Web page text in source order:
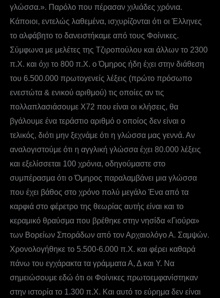
γλώσσα.». Παρόλο που πέρασαν χιλιάδες χρόνια.
Κάποιοι, εντελώς λαθεμένα, ισχυρίζονται ότι οι Έλληνες
το αλφάβητο το δανειστήκαμε από τους Φοίνικες.
Σύμφωνα με μελέτες της Τζιροπούλου και άλλων το 2300
π.Χ. και όχι το 800 π.Χ. ο Όμηρος ήδη έχει στην διάθεση
του 6.500.000 πρωτογενείς λέξεις (πρώτο πρόσωπο
ενεστώτα & ενικού αριθμού) τις οποίες αν τις
πολλαπλασιάσουμε Χ72 που είναι οι κλήσεις, θα
βγάλουμε ένα τεράστιο αριθμό ο οποίος δεν είναι ο
τελικός, διότι μην ξεχνάμε ότι η γλώσσα μας γεννά. Αν
αναλογιστούμε ότι η αγγλική γλώσσα έχει 80.000 λέξεις
και εξελίσσεται 100 χρόνια, οδηγούμαστε στο
συμπέρασμα ότι ο Όμηρος παραλαμβάνει μια γλώσσα
που έχει βάθος στο χρόνο πολύ μεγάλο Ένα από τα
καρφιά στο φέρετρο της θεωρίας αυτής είναι και το
κεραμικό θραύσμα που βρέθηκε στην νησίδα «Γιούρα»
των Βορείων Σποράδων από τον Αρχαιολόγο Α. Σαμψών.
Χρονολογήθηκε το 5.500-6.000 π.Χ. και φέρει καθαρά
πάνω του εγχάρακτα τα γράμματα Α, Δ και Υ. Να
σημειώσουμε εδώ ότι οι Φοίνικες πρωτοεμφανίστηκαν
στην ιστορία το 1.300 π.Χ. Και αυτό το εύρημα δεν είναι